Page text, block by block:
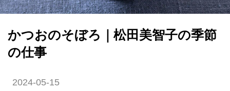
かつおのそぼろ｜松田美智子の季節
の仕事
2024-05-15